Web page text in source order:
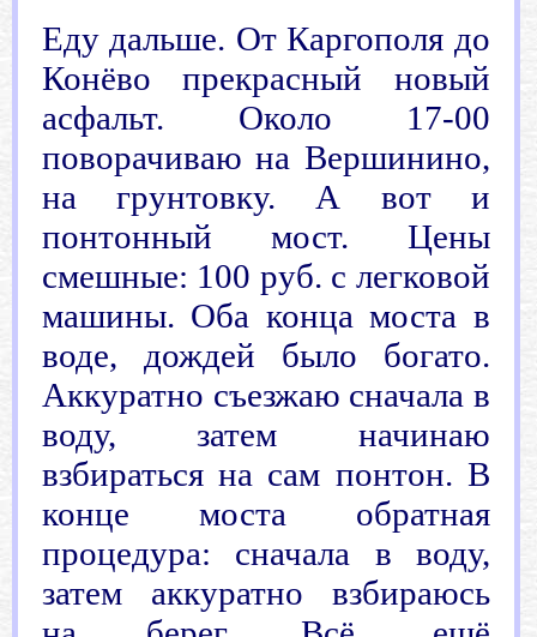
Еду дальше. От Каргополя до
Конёво прекрасный новый
асфальт. Около 17-00
поворачиваю на Вершинино,
на грунтовку. А вот и
понтонный мост. Цены
смешные: 100 руб. с легковой
машины. Оба конца моста в
воде, дождей было богато.
Аккуратно съезжаю сначала в
воду, затем начинаю
взбираться на сам понтон. В
конце моста обратная
процедура: сначала в воду,
затем аккуратно взбираюсь